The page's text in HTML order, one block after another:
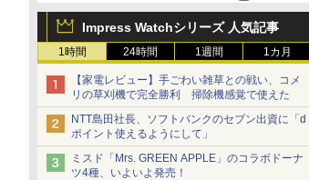
Impress Watchシリーズ 人気記事
1時間 24時間 1週間 1カ月
【家電レビュー】手ごわい雑草との戦い、コメ
リの草刈機で完全勝利 掃除機感覚で使えた
NTT島田社長、ソフトバンクのセブン出資に「d
ポイント使えるようにして」
ミスド「Mrs. GREEN APPLE」のコラボドーナ
ツ4種、いよいよ発売！